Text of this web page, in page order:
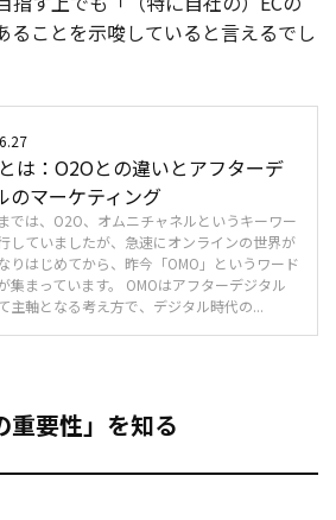
ることを示唆していると言えるでし
は：O2Oとの違いとアフターデ
のマーケティング
では、O2O、オムニチャネルというキーワー
していましたが、急速にオンラインの世界が
りはじめてから、昨今「OMO」というワード
集まっています。 OMOはアフターデジタル
主軸となる考え方で、デジタル時代の...
重要性」を知る